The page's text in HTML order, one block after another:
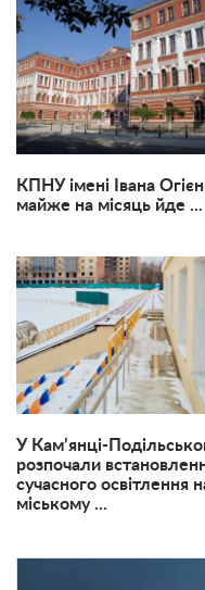
КПНУ імені Івана
майже на місяць йде ...
У Кам’янці-
розпочали
сучасного освітлення
міському ...